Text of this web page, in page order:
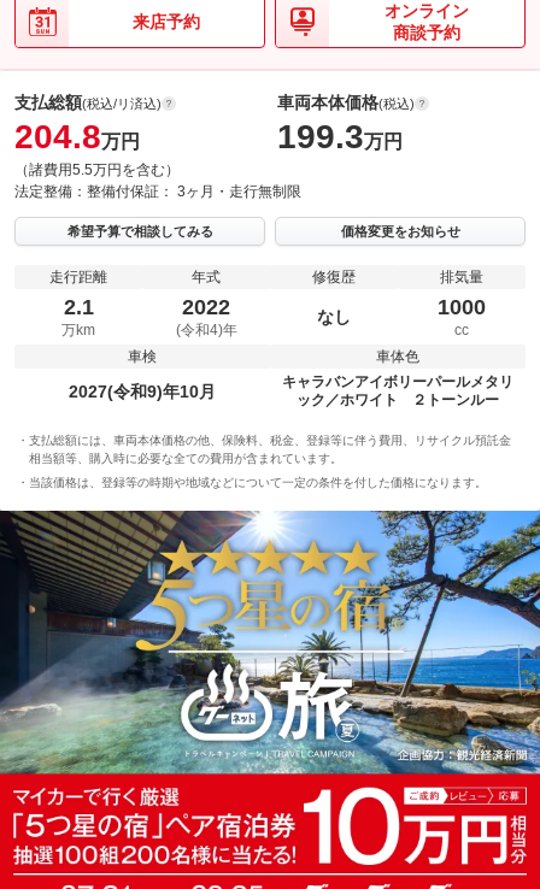
来店予約
オンライン
商談予約
支払総額(税込/リ済込)
204.8万円
（諸費用5.5万円を含む）
車両本体価格(税込)
199.3万円
法定整備： 整備付保証： 3ヶ月・走行無制限
希望予算で相談してみる 価格変更をお知らせ
走行距離
2.1
万km
年式
2022
(令和4)年
修復歴
なし
排気量
1000
cc
車検
2027(令和9)年10月
車体色
キャラバンアイボリーパールメタリ
ック／ホワイト ２トーンルー
支払総額には、車両本体価格の他、保険料、税金、登録等に伴う費用、リサイクル預託金
相当額等、購入時に必要な全ての費用が含まれています。
当該価格は、登録等の時期や地域などについて一定の条件を付した価格になります。